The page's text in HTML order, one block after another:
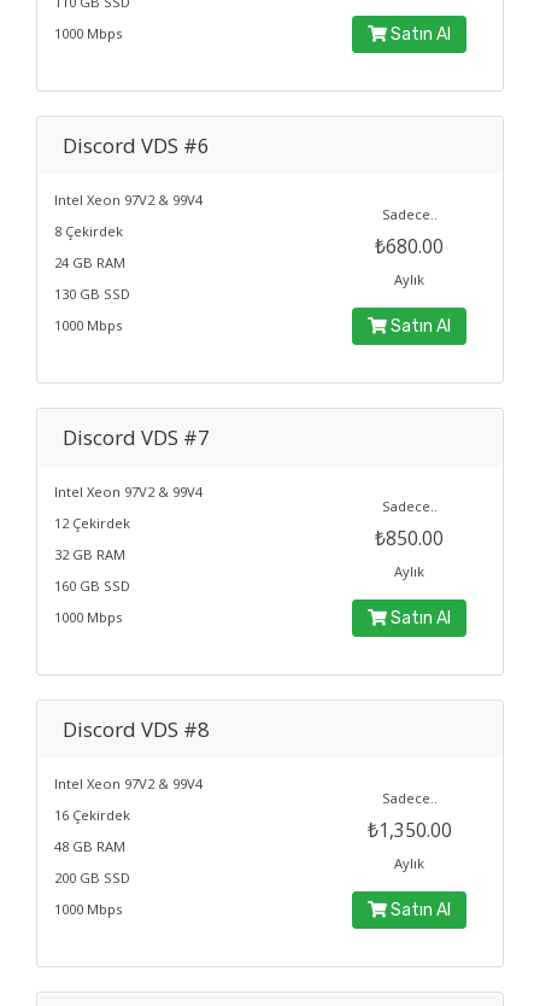
1000 Mbps
Satın Al
Discord VDS #6
Intel Xeon 97V2 & 99V4
8 Çekirdek
24 GB RAM
130 GB SSD
1000 Mbps
Sadece..
₺680.00
Aylık
Satın Al
Discord VDS #7
Intel Xeon 97V2 & 99V4
12 Çekirdek
32 GB RAM
160 GB SSD
1000 Mbps
Sadece..
₺850.00
Aylık
Satın Al
Discord VDS #8
Intel Xeon 97V2 & 99V4
16 Çekirdek
48 GB RAM
200 GB SSD
1000 Mbps
Sadece..
₺1,350.00
Aylık
Satın Al